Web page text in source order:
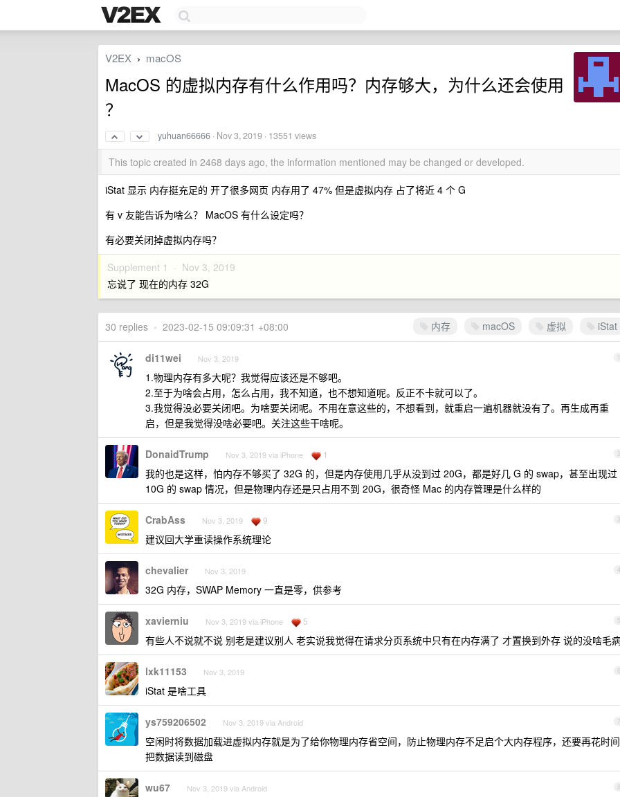
V2EX › macOS
MacOS 的虚拟内存有什么作用吗？内存够大，为什么还会使用
？
yuhuan66666 · Nov 3, 2019 · 13551 views
This topic created in 2468 days ago, the information mentioned may be changed or developed.
iStat 显示 内存挺充足的 开了很多网页 内存用了 47% 但是虚拟内存 占了将近 4 个 G
有 v 友能告诉为啥么？ MacOS 有什么设定吗？
有必要关闭掉虚拟内存吗？
Supplement 1 · Nov 3, 2019
忘说了 现在的内存 32G
内存 macOS 虚拟 iStat
30 replies • 2023-02-15 09:09:31 +08:00
1
di11wei Nov 3, 2019
1.物理内存有多大呢？我觉得应该还是不够吧。
2.至于为啥会占用，怎么占用，我不知道，也不想知道呢。反正不卡就可以了。
3.我觉得没必要关闭吧。为啥要关闭呢。不用在意这些的，不想看到，就重启一遍机器就没有了。再生成再重
启，但是我觉得没啥必要吧。关注这些干啥呢。
2
DonaidTrump Nov 3, 2019 via iPhone 1
我的也是这样，怕内存不够买了 32G 的，但是内存使用几乎从没到过 20G，都是好几 G 的 swap，甚至出现过
10G 的 swap 情况，但是物理内存还是只占用不到 20G，很奇怪 Mac 的内存管理是什么样的
3
CrabAss Nov 3, 2019 9
建议回大学重读操作系统理论
4
chevalier Nov 3, 2019
32G 内存，SWAP Memory 一直是零，供参考
5
xavierniu Nov 3, 2019 via iPhone 5
有些人不说就不说 别老是建议别人 老实说我觉得在请求分页系统中只有在内存满了 才置换到外存 说的没啥毛
6
lxk11153 Nov 3, 2019
iStat 是啥工具
7
ys759206502 Nov 3, 2019 via Android
空闲时将数据加载进虚拟内存就是为了给你物理内存省空间，防止物理内存不足启个大内存程序，还要再花时间
把数据读到磁盘
8
wu67 Nov 3, 2019 via Android